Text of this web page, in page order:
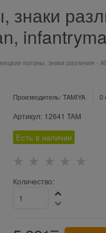
знаки
погоны, знаки различия -
Производитель: TAMIYA 0
Артикул: 12641 TAM
Есть в наличии
Количество: